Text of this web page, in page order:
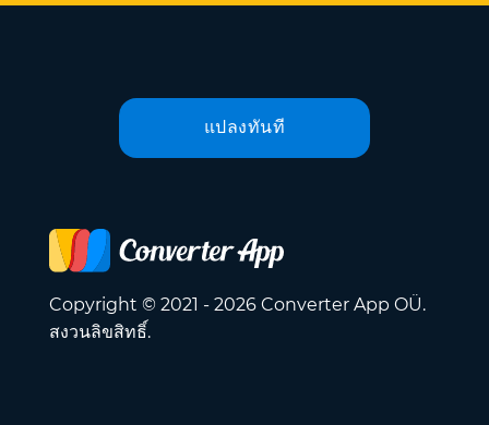
แปลงทันที
Copyright © 2021 - 2026 Converter App OÜ.
สงวนลิขสิทธิ์.